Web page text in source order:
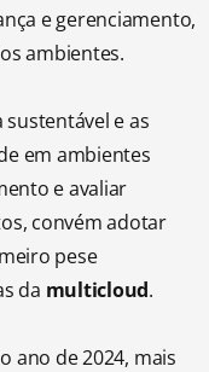
e gerenciamento,
ambientes.
e as
em ambientes
e avaliar
convém adotar
pese
da multicloud.
ano de 2024, mais